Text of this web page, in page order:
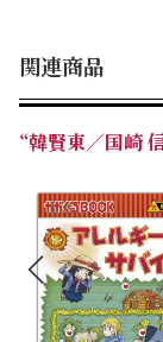
関連商品
“韓賢東／国崎